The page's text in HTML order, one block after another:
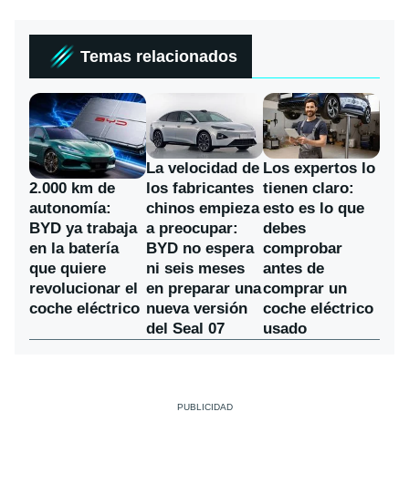
Temas relacionados
2.000 km de
autonomía:
BYD ya trabaja
en la batería
que quiere
revolucionar el
coche eléctrico
La velocidad de
los fabricantes
chinos empieza
a preocupar:
BYD no espera
ni seis meses
en preparar una
nueva versión
del Seal 07
Los expertos lo
tienen claro:
esto es lo que
debes
comprobar
antes de
comprar un
coche eléctrico
usado